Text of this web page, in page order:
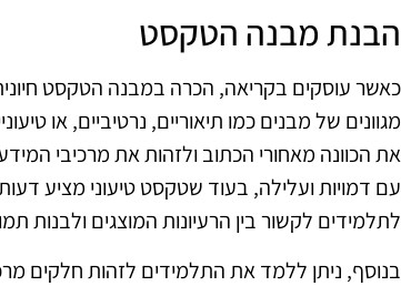
הבנת מבנה הטקסט
כאשר עוסקים בקריאה, הכרה במבנה הטקסט
מגוונים של מבנים כמו תיאוריים, נרטיביים, או
את הכוונה מאחורי הכתוב ולזהות את מרכיבי
עם דמויות ועלילה, בעוד שטקסט טיעוני מציע
לתלמידים לקשור בין הרעיונות המוצגים ולבנות
בנוסף, ניתן ללמד את התלמידים לזהות חלקים